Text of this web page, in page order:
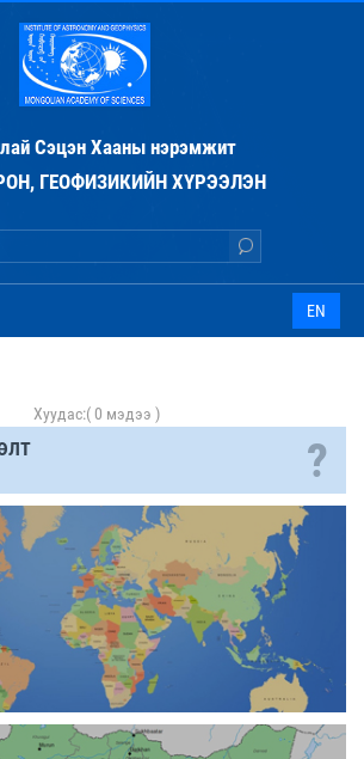
Сэцэн Хааны нэрэмжит
ГЕОФИЗИКИЙН ХҮРЭЭЛЭН
EN
Хуудас:( 0 мэдээ )
?